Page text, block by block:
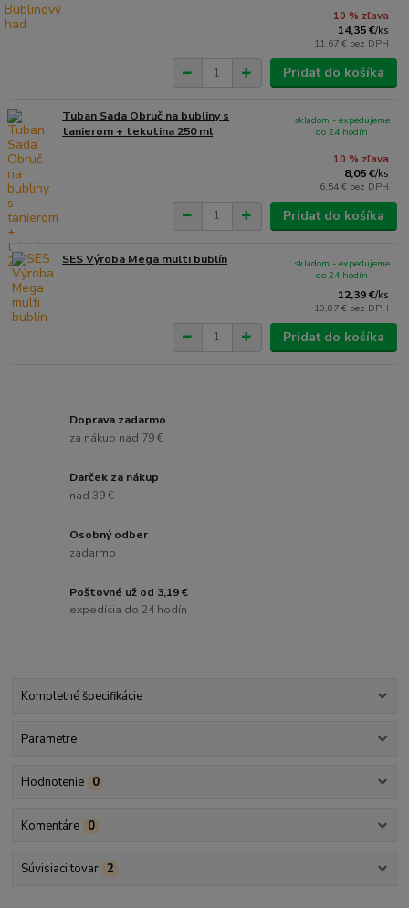
10 % zľava
14,35 €/ks
11,67 € bez DPH
Pridať do košíka
Tuban Sada Obruč na bubliny s
tanierom + tekutina 250 ml
10 % zľava
8,05 €/ks
6,54 € bez DPH
skladom - expedujeme
do 24 hodín
Pridať do košíka
SES Výroba Mega multi bublín
12,39 €/ks
10,07 € bez DPH
skladom - expedujeme
do 24 hodín
Pridať do košíka
Doprava zadarmo
za nákup nad 79 €
Darček za nákup
nad 39 €
Osobný odber
zadarmo
Poštovné už od 3,19 €
expedícia do 24 hodín
Kompletné špecifikácie
Parametre
Hodnotenie 0
Komentáre 0
Súvisiaci tovar 2